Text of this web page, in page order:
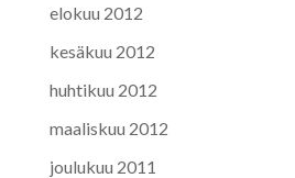
elokuu 2012
kesäkuu 2012
huhtikuu 2012
maaliskuu 2012
joulukuu 2011